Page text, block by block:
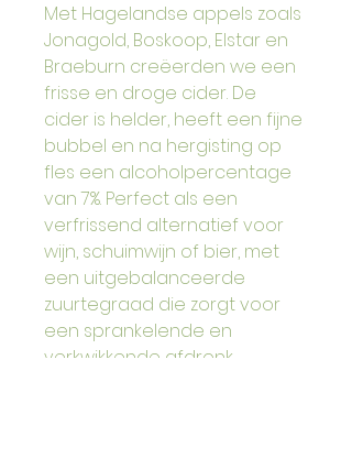
Met Hagelandse appels zoals
Jonagold, Boskoop, Elstar en
Braeburn creëerden we een
frisse en droge cider. De
cider is helder, heeft een fijne
bubbel en na hergisting op
fles een alcoholpercentage
van 7%. Perfect als een
verfrissend alternatief voor
wijn, schuimwijn of bier, met
een uitgebalanceerde
zuurtegraad die zorgt voor
een sprankelende en
verkwikkende afdronk.